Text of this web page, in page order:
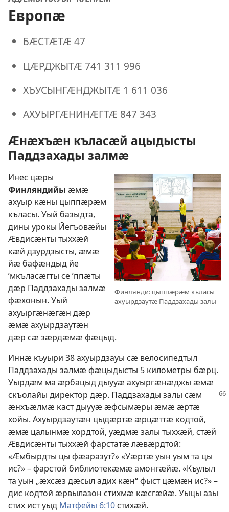
Европӕ
БӔСТӔТӔ 47
ЦӔРДЖЫТӔ 741 311 996
ХЪУСЫНГӔНДЖЫТӔ 1 611 036
АХУЫРГӔНИНӔГТӔ 847 343
Ӕнӕхъӕн къласӕй ацыдысты
Паддзахады залмӕ
Финлянди: цыппӕрӕм къласы
ахуырдзаутӕ Паддзахады залы
Инес цӕры
Финляндийы ӕмӕ
ахуыр кӕны цыппӕрӕм
къласы. Уый базыдта,
дины урокы Йегъовӕйы
Ӕвдисӕнты тыххӕй
кӕй дзурдзысты, ӕмӕ
йӕ бафӕндыд йе
’мкъласӕгты се ’ппӕты
дӕр Паддзахады залмӕ
фӕхонын. Уый
ахуыргӕнӕгӕн дӕр
ӕмӕ ахуырдзаутӕн
дӕр сӕ зӕрдӕмӕ фӕцыд.
Иннӕ къуыри 38 ахуырдзауы сӕ велосипедтыл
Паддзахады залмӕ фӕцыдысты 5 километры бӕрц.
Уырдӕм ма ӕрбацыд дыууӕ ахуыргӕнӕджы ӕмӕ
скъолайы директор дӕр. Паддзахады залы сӕм
ӕнхъӕлмӕ каст дыууӕ ӕфсымӕры ӕмӕ ӕртӕ
хойы. Ахуырдзаутӕн цыдӕртӕ ӕрцӕттӕ кодтой,
ӕмӕ цалынмӕ хордтой, уӕдмӕ залы тыххӕй, стӕй
Ӕвдисӕнты тыххӕй фарстатӕ лӕвӕрдтой:
«Ӕмбырдты цы фӕаразут?» «Уӕртӕ уын уым та цы
ис?» – фарстой библиотекӕмӕ амонгӕйӕ. «Къулыл
та уын „ӕхсӕз дӕсыл адих кӕн“ фыст цӕмӕн ис?» –
дис кодтой ӕрвылазон стихмӕ кӕсгӕйӕ. Уыцы азы
стих ист уыд Матфейы 6:10стихӕй.